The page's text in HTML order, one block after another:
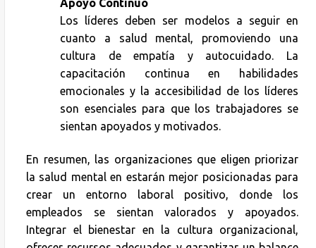
Apoyo Continuo
Los líderes deben ser modelos a seguir en
cuanto a salud mental, promoviendo una
cultura de empatía y autocuidado. La
capacitación continua en habilidades
emocionales y la accesibilidad de los líderes
son esenciales para que los trabajadores se
sientan apoyados y motivados.
En resumen, las organizaciones que eligen priorizar
la salud mental en estarán mejor posicionadas para
crear un entorno laboral positivo, donde los
empleados se sientan valorados y apoyados.
Integrar el bienestar en la cultura organizacional,